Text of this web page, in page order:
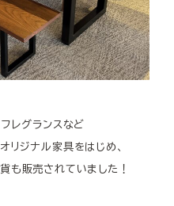
フレグランスなど
リジナル家具をはじめ、
も販売されていました！